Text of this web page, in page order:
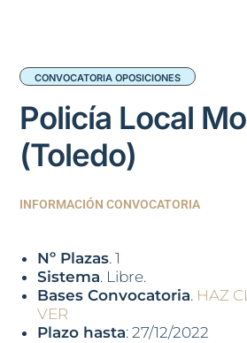
CONVOCATORIA OPOSICIONES
Policía Local
(Toledo)
INFORMACIÓN CONVOCATORIA
Nº Plazas. 1
Sistema. Libre.
Bases Convocatoria. HAZ
VER
Plazo hasta: 27/12/2022